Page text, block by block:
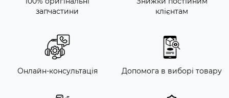
запчастини
клієнтам
Онлайн-консультація Допомога в виборі товару